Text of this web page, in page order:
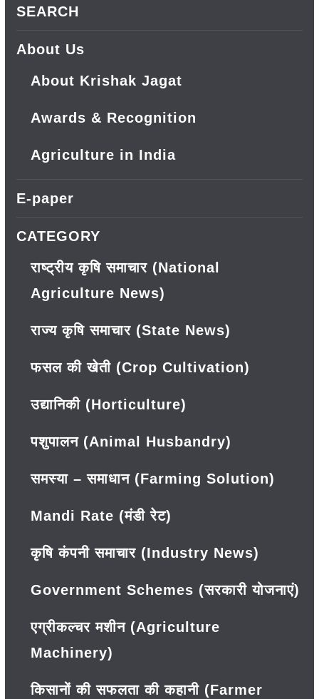
SEARCH
About Us
About Krishak Jagat
Awards & Recognition
Agriculture in India
E-paper
CATEGORY
राष्ट्रीय कृषि समाचार (National
Agriculture News)
राज्य कृषि समाचार (State News)
फसल की खेती (Crop Cultivation)
उद्यानिकी (Horticulture)
पशुपालन (Animal Husbandry)
समस्या – समाधान (Farming Solution)
Mandi Rate (मंडी रेट)
कृषि कंपनी समाचार (Industry News)
Government Schemes (सरकारी योजनाएं)
एग्रीकल्चर मशीन (Agriculture
Machinery)
किसानों की सफलता की कहानी (Farmer